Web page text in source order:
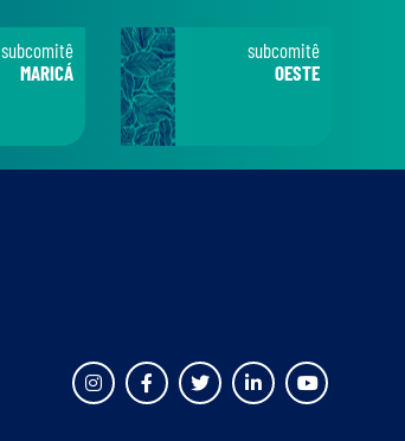
subcomitê
MARICÁ
subcomitê
OESTE